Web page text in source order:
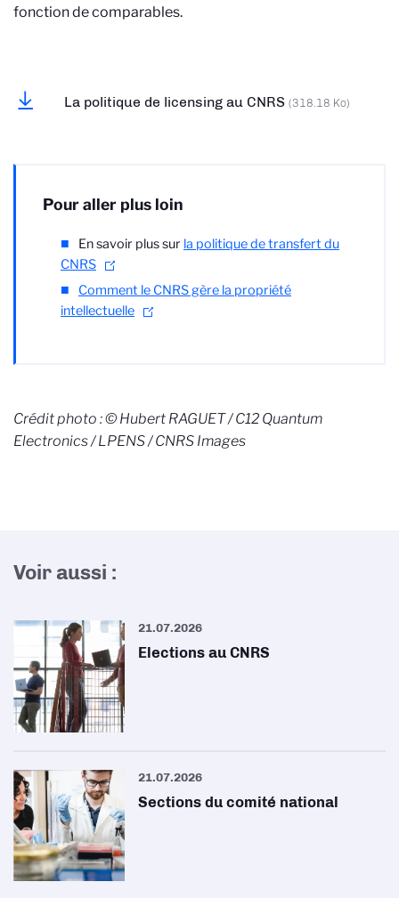
fonction de comparables.
La politique de licensing au CNRS (318.18 Ko)
Pour aller plus loin
En savoir plus sur la politique de transfert du
CNRS
Comment le CNRS gère la propriété
intellectuelle
Crédit photo : © Hubert RAGUET / C12 Quantum
Electronics / LPENS / CNRS Images
Voir aussi :
21.07.2026
Elections au CNRS
21.07.2026
Sections du comité national